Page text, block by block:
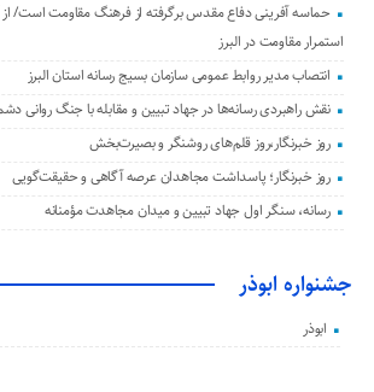
حماسه آفرینی دفاع مقدس برگرفته از فرهنگ مقاومت است/ از
استمرار مقاومت در البرز
انتصاب مدیر روابط عمومی سازمان بسیج رسانه استان البرز
نقش راهبردی رسانه‌ها در جهاد تبیین و مقابله با جنگ روانی
روز خبرنگار،روز قلم‌های روشنگر و بصیرت‌بخش
روز خبرنگار؛ پاسداشت مجاهدان عرصه آگاهی و حقیقت‌گویی
رسانه، سنگر اول جهاد تبیین و میدان مجاهدت مؤمنانه
جشنواره ابوذر
ابوذر